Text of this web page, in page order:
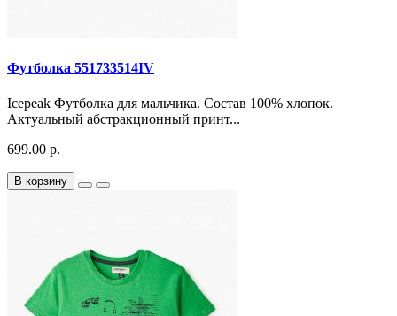
Футболка 551733514IV
Icepeak Футболка для мальчика. Состав 100% хлопок.
Актуальный абстракционный принт...
699.00 р.
В корзину